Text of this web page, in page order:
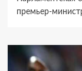
премьер-